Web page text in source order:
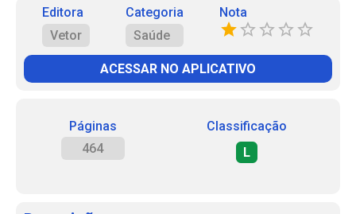
Editora
Vetor
Categoria
Saúde
Nota
ACESSAR NO APLICATIVO
Páginas
464
Classificação
L